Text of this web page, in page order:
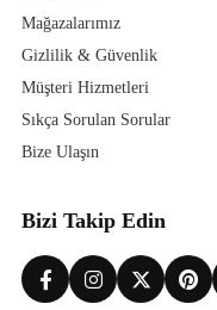
Mağazalarımız
Gizlilik & Güvenlik
Müşteri Hizmetleri
Sıkça Sorulan Sorular
Bize Ulaşın
Bizi Takip Edin